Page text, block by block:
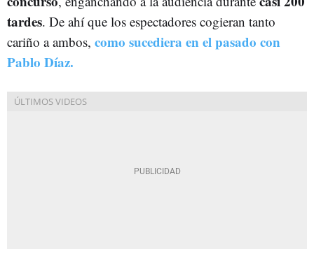
tardes. De ahí que los espectadores cogieran tanto
cariño a ambos, como sucediera en el pasado con
Pablo Díaz.